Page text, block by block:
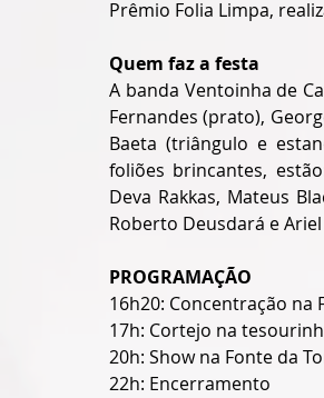
Prêmio Folia Limpa,
Quem faz a festa
A banda Ventoinha de
Fernandes (prato),
Baeta (triângulo e
foliões brincantes,
Deva Rakkas, ⁠Mateus
Roberto Deusdará e
PROGRAMAÇÃO
16h20: Concentração na
17h: Cortejo na
20h: Show na Fonte da
22h: Encerramento